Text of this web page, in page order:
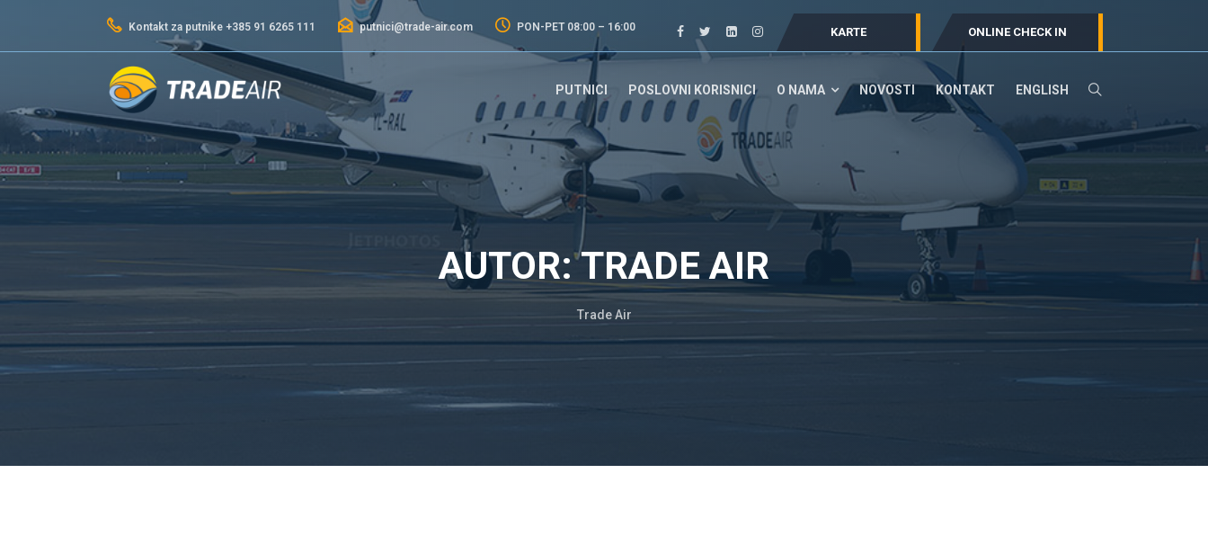
Kontakt za putnike +385 91 6265 111 putnici@trade-air.com PON-PET 08:00 – 16:00 KARTE ONLINE CHECK IN
PUTNICI POSLOVNI KORISNICI O NAMA NOVOSTI KONTAKT ENGLISH
AUTOR:TRADE AIR
Trade Air